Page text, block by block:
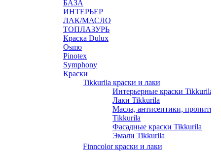
БАЗА
ИНТЕРЬЕР
ЛАК/МАСЛО
ТОПЛАЗУРЬ
Краска Dulux
Osmo
Pinotex
Symphony
Краски
Tikkurila краски и лаки
Интерьерные краски Tikkurila
Лаки Tikkurila
Масла, антисептики, пропитки
Tikkurila
Фасадные краски Tikkurila
Эмали Tikkurila
Finncolor краски и лаки